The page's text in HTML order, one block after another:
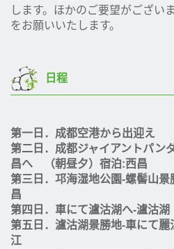
します。ほかのご要望がござい
をお願いいたします。
日程
第一日．成都空港から出迎え
第二日．成都ジャイアントパン
昌へ （朝昼夕）宿泊:西昌
第三日．邛海湿地公園-螺髻山
昌
第四日．車にて瀘沽湖へ-瀘沽
第五日．瀘沽湖景勝地-車にて
江